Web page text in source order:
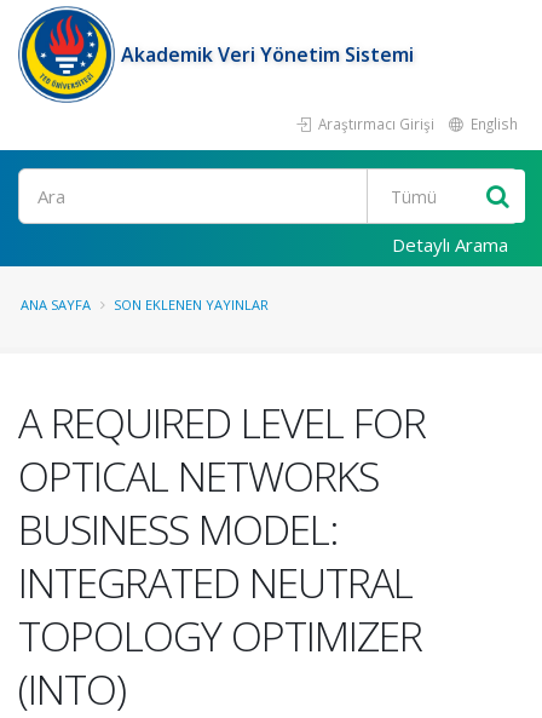
Akademik Veri Yönetim Sistemi
Araştırmacı Girişi English
Ara
Detaylı Arama
ANA SAYFA SON EKLENEN YAYINLAR
A REQUIRED LEVEL FOR
OPTICAL NETWORKS
BUSINESS MODEL:
INTEGRATED NEUTRAL
TOPOLOGY OPTIMIZER
(INTO)